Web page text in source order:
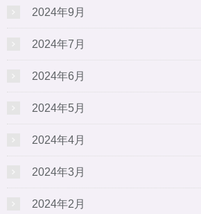
2024年9月
2024年7月
2024年6月
2024年5月
2024年4月
2024年3月
2024年2月